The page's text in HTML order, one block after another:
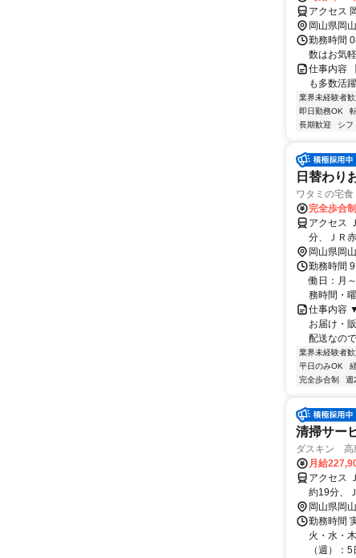
アクセス
岡山県岡
勤務時間
数はお気
仕事内容
も多数活
業界未経験者歓
即日勤務OK
長期歓迎
シフ
日替わり
ワタミの宅
完全歩合制
アクセス
分、ＪＲ
岡山県岡
勤務時間
働日：月
務時間・
仕事内容
お届け・
配送なの
業界未経験者歓
平日のみOK
完全歩合制
週
清掃サー
ダスキン 高
月給
アクセス
約19分、
分)
岡山県岡
勤務時間
火・水・
（週）：